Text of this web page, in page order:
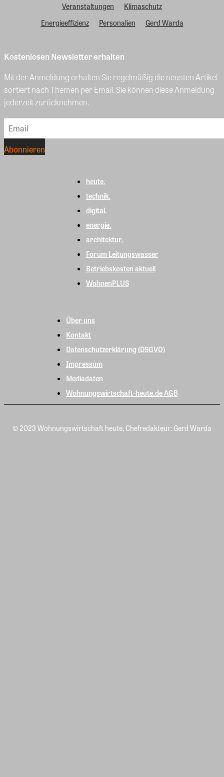
Veranstaltungen
Klimaschutz
Energieeffizienz
Personalien Gerd Warda
Kostenlosen Newsletter erhalten
Mit der Anmeldung erhalten Sie regelmäßig die neusten Artikel
sortiert nach Themen per Email. Sie können diese Anmeldung
jederzeit zurücknehmen.
heute.
technik.
digital.
energie.
architektur.
Forum Leitungswasser
Betriebskosten aktuell
WohnenPLUS
Über uns
Kontakt
Datenschutzerklärung (DSGVO)
Impressum
Mediadaten
Wohnungswirtschaft-heute.de AGB
© 2023 Wohnungswirtschaft heute, Chefredakteur: Gerd Warda